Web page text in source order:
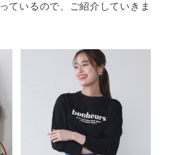
ているので、ご紹介していきま